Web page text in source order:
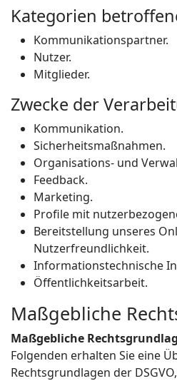
Kategorien
Kommunikationspartner.
Nutzer.
Mitglieder.
Zwecke der
Kommunikation.
Sicherheitsmaßnahmen.
Organisations- und
Feedback.
Marketing.
Profile mit
Bereitstellung unseres
Nutzerfreundlichkeit.
Informationstechnische
Öffentlichkeitsarbeit.
Maßgebliche
Maßgebliche
Folgenden erhalten Sie eine
Rechtsgrundlagen der